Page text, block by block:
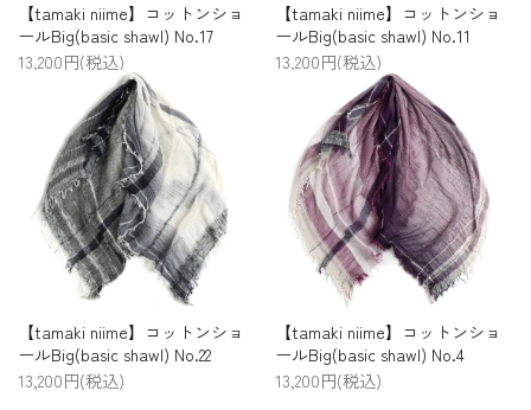
【tamaki niime】コットンショ
ールBig(basic shawl) No.17
13,200円(税込)
【tamaki niime】コットンショ
ールBig(basic shawl) No.11
13,200円(税込)
【tamaki niime】コットンショ
ールBig(basic shawl) No.22
13,200円(税込)
【tamaki niime】コットンショ
ールBig(basic shawl) No.4
13,200円(税込)